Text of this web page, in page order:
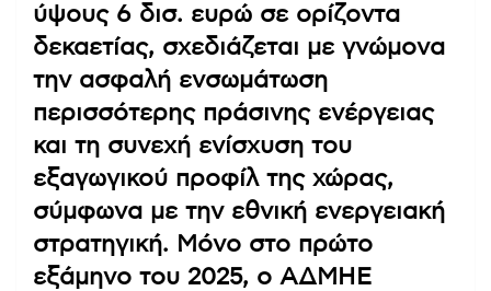
ύψους 6 δισ. ευρώ σε ορίζοντα
δεκαετίας, σχεδιάζεται με γνώμονα
την ασφαλή ενσωμάτωση
περισσότερης πράσινης ενέργειας
και τη συνεχή ενίσχυση του
εξαγωγικού προφίλ της χώρας,
σύμφωνα με την εθνική ενεργειακή
στρατηγική. Μόνο στο πρώτο
εξάμηνο του 2025, ο ΑΔΜΗΕ